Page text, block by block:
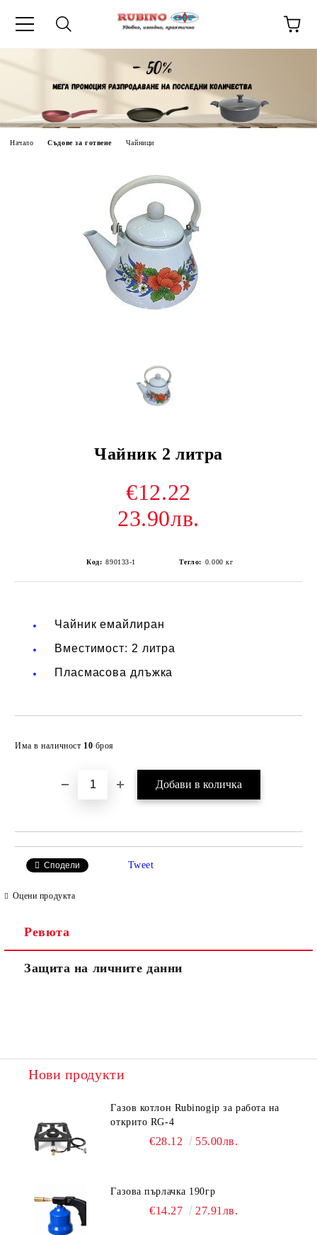
Начало Съдове за готвене Чайници
Чайник 2 литра
€12.22
23.90лв.
Код: 890133-1 Тегло: 0.000 кг
Чайник емайлиран
Вместимост: 2 литра
Пласмасова длъжка
Има в наличност 10 броя
Сподели Tweet
Оцени продукта
Ревюта
Защита на личните данни
Нови продукти
Газов котлон Rubinogip за работа на
открито RG-4
€28.12 55.00лв.
Газова пърлачка 190гр
€14.27 27.91лв.